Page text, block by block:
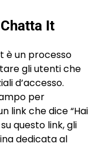
It
è un processo
gli utenti che
d’accesso.
per
link che dice “Hai
questo link, gli
dedicata al